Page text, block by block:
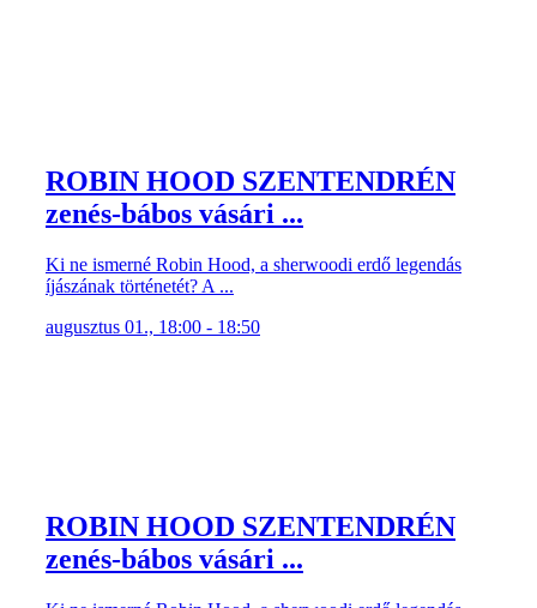
ROBIN HOOD SZENTENDRÉN
zenés-bábos vásári ...
Ki ne ismerné Robin Hood, a sherwoodi erdő legendás
íjászának történetét? A ...
augusztus 01., 18:00 - 18:50
ROBIN HOOD SZENTENDRÉN
zenés-bábos vásári ...